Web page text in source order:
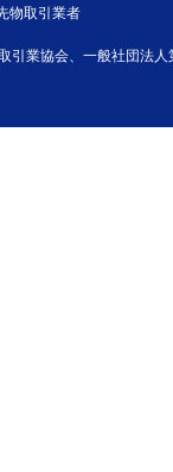
物取引業者
引業協会、一般社団法